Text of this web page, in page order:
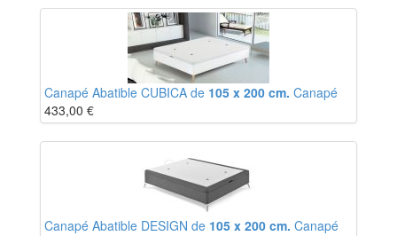
Canapé Abatible CUBICA de 105 x 200 cm. Canapé
433,00 €
Canapé Abatible DESIGN de 105 x 200 cm. Canapé